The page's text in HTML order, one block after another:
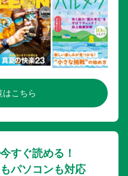
はこちら
すぐ読める！
パソコンも対応